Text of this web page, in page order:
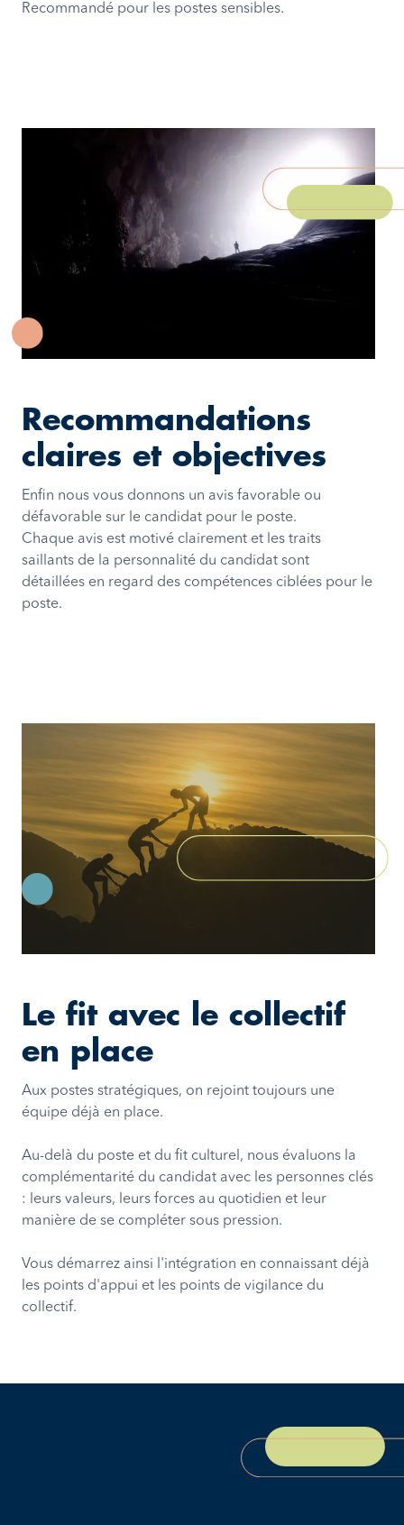
Recommandé pour les postes sensibles.
Recommandations
claires et objectives
Enfin nous vous donnons un avis favorable ou
défavorable sur le candidat pour le poste.
Chaque avis est motivé clairement et les traits
saillants de la personnalité du candidat sont
détaillées en regard des compétences ciblées pour le
poste.
Le fit avec le collectif
en place
Aux postes stratégiques, on rejoint toujours une
équipe déjà en place.
Au-delà du poste et du fit culturel, nous évaluons la
complémentarité du candidat avec les personnes clés
: leurs valeurs, leurs forces au quotidien et leur
manière de se compléter sous pression.
Vous démarrez ainsi l'intégration en connaissant déjà
les points d'appui et les points de vigilance du
collectif.